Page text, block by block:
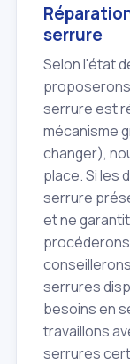
serrure
Selon l'état
proposerons
serrure est
mécanisme
changer),
place. Si les
serrure
et ne
serrures
besoins en
travaillons
serrures